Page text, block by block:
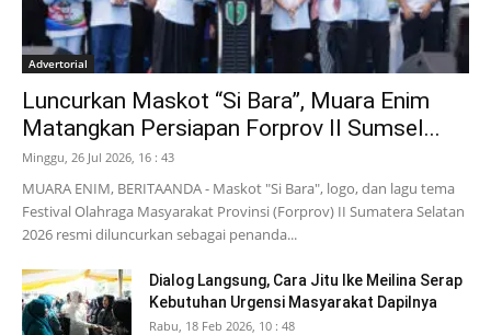
Advertorial
Luncurkan Maskot “Si Bara”, Muara Enim
Matangkan Persiapan Forprov II Sumsel...
Minggu, 26 Jul 2026, 16 : 43
MUARA ENIM, BERITAANDA - Maskot "Si Bara", logo, dan lagu tema
Festival Olahraga Masyarakat Provinsi (Forprov) II Sumatera Selatan
2026 resmi diluncurkan sebagai penanda...
Dialog Langsung, Cara Jitu Ike Meilina Serap
Kebutuhan Urgensi Masyarakat Dapilnya
Rabu, 18 Feb 2026, 10 : 48